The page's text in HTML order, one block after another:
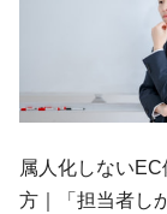
属人化しないEC
方｜「担当者し